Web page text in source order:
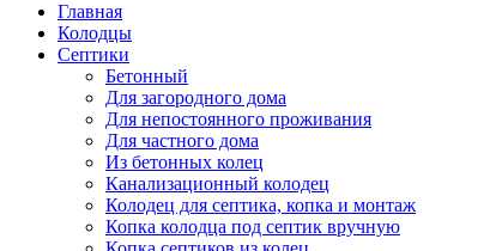
Главная
Колодцы
Септики
Бетонный
Для загородного дома
Для непостоянного проживания
Для частного дома
Из бетонных колец
Канализационный колодец
Колодец для септика, копка и монтаж
Копка колодца под септик вручную